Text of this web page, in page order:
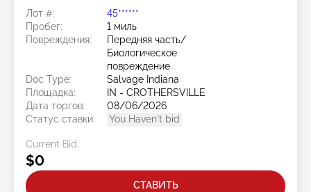
Лот #:
45******
Пробег:
1 миль
Повреждения:
Передняя часть/
Биологическое
повреждение
Doc Type:
Salvage Indiana
Площадка:
IN - CROTHERSVILLE
Дата торгов:
08/06/2026
Статус ставки:
You Haven't bid
Current Bid:
$0
СТАВИТЬ